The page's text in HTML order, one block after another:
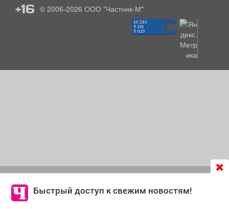
Быстрый доступ к свежим новостям!
согласие на обработку файлов cookie, которые
обеспечивают корректную работу сайта и сбора
+16 © 2006-2026 ООО "Частник-М"